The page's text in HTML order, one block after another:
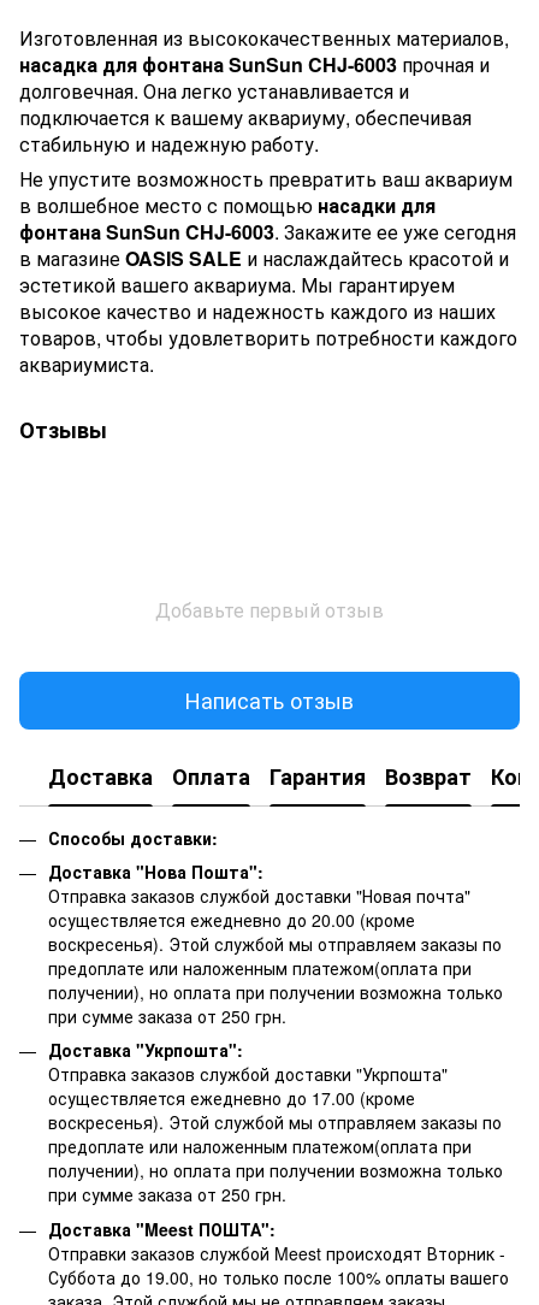
Изготовленная из высококачественных материалов,
насадка для фонтана SunSun CHJ-6003 прочная и
долговечная. Она легко устанавливается и
подключается к вашему аквариуму, обеспечивая
стабильную и надежную работу.
Не упустите возможность превратить ваш аквариум
в волшебное место с помощью насадки для
фонтана SunSun CHJ-6003. Закажите ее уже сегодня
в магазинеOASIS SALE и наслаждайтесь красотой и
эстетикой вашего аквариума. Мы гарантируем
высокое качество и надежность каждого из наших
товаров, чтобы удовлетворить потребности каждого
аквариумиста.
Отзывы
Добавьте первый отзыв
Написать отзыв
Доставка Оплата Гарантия Возврат
Способы доставки:
Доставка "Нова Пошта":
Отправка заказов службой доставки "Новая почта"
осуществляется ежедневно до 20.00 (кроме
воскресенья). Этой службой мы отправляем заказы по
предоплате или наложенным платежом(оплата при
получении), но оплата при получении возможна только
при сумме заказа от 250 грн.
Доставка "Укрпошта":
Отправка заказов службой доставки "Укрпошта"
осуществляется ежедневно до 17.00 (кроме
воскресенья). Этой службой мы отправляем заказы по
предоплате или наложенным платежом(оплата при
получении), но оплата при получении возможна только
при сумме заказа от 250 грн.
Доставка "Meest ПОШТА":
Отправки заказов службой Meest происходят Вторник -
Суббота до 19.00, но только после 100% оплаты вашего